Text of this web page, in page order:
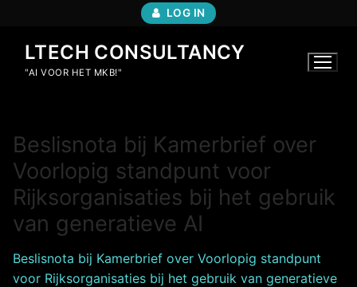
inhoud
LOG IN
LTECH CONSULTANCY
"AI VOOR HET MKB!"
Beslisnota bij Kamerbrief over
Voorlopig standpunt voor
Rijksorganisaties bij het gebruik
van generatieve AI
Beslisnota bij Kamerbrief over Voorlopig standpunt
voor Rijksorganisaties bij het gebruik van generatieve